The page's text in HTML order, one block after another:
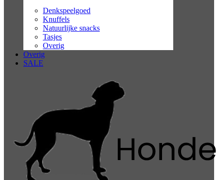
Denkspeelgoed
Knuffels
Natuurlijke snacks
Tasjes
Overig
Overig
SALE